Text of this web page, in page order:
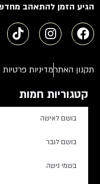
הגיע הזמן להתאהב מחדש.
תקנון האתרמדיניות פרטיות
קטגוריות חמות
בושם לאישה
בושם לגבר
בשמי נישה